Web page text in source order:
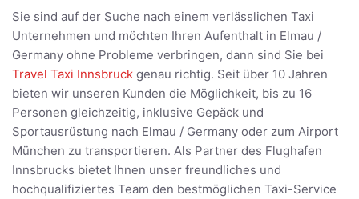
Sie sind auf der Suche nach einem verlässlichen Taxi
Unternehmen und möchten Ihren Aufenthalt in Elmau /
Germany ohne Probleme verbringen, dann sind Sie bei
Travel Taxi Innsbruck genau richtig. Seit über 10 Jahren
bieten wir unseren Kunden die Möglichkeit, bis zu 16
Personen gleichzeitig, inklusive Gepäck und
Sportausrüstung nach Elmau / Germany oder zum Airport
München zu transportieren. Als Partner des Flughafen
Innsbrucks bietet Ihnen unser freundliches und
hochqualifiziertes Team den bestmöglichen Taxi-Service